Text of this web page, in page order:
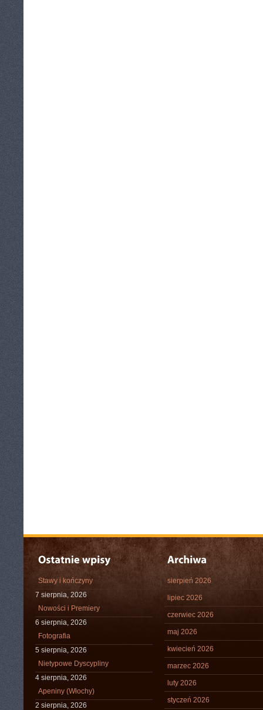
Stawy i kończyny
7 sierpnia, 2026
Nowości i Premiery
6 sierpnia, 2026
Fotografia
5 sierpnia, 2026
Nietypowe Dyscypliny
4 sierpnia, 2026
Apeniny (Włochy)
2 sierpnia, 2026
sierpień 2026
lipiec 2026
czerwiec 2026
maj 2026
kwiecień 2026
marzec 2026
luty 2026
styczeń 2026